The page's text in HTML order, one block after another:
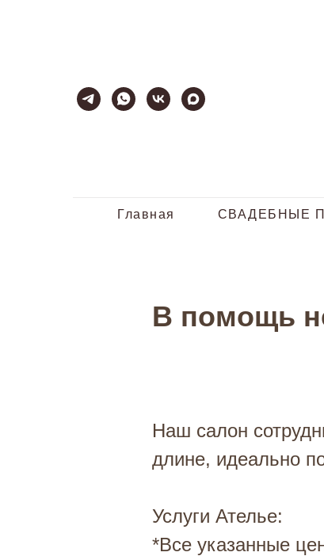
Главная СВАДЕБНЫЕ
В помощь
Наш салон
длине, идеально
Услуги Ателье:
*Все указанные